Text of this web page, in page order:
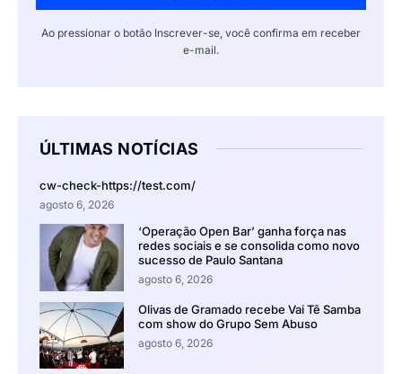
Ao pressionar o botão Inscrever-se, você confirma em receber
e-mail.
ÚLTIMAS NOTÍCIAS
cw-check-https://test.com/
agosto 6, 2026
‘Operação Open Bar’ ganha força nas
redes sociais e se consolida como novo
sucesso de Paulo Santana
agosto 6, 2026
Olivas de Gramado recebe Vai Tê Samba
com show do Grupo Sem Abuso
agosto 6, 2026